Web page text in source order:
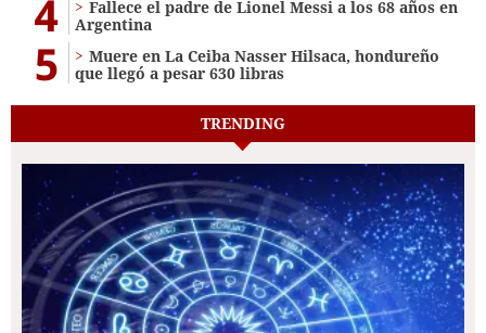
4
Fallece el padre de Lionel Messi a los 68 años en
Argentina
5
Muere en La Ceiba Nasser Hilsaca, hondureño
que llegó a pesar 630 libras
TRENDING